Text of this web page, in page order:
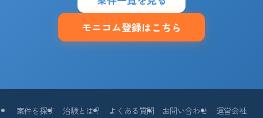
モニコム登録はこちら
案件を探す 治験とは？ よくある質問 お問い合わせ 運営会社